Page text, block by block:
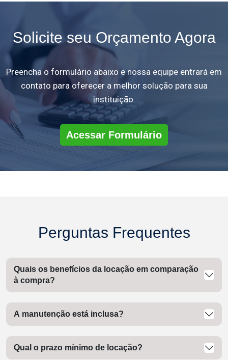
Solicite seu Orçamento Agora
Preencha o formulário abaixo e nossa equipe entrará em
contato para oferecer a melhor solução para sua
instituição.
Acessar Formulário
Perguntas Frequentes
Quais os benefícios da locação em comparação
à compra?
A manutenção está inclusa?
Qual o prazo mínimo de locação?